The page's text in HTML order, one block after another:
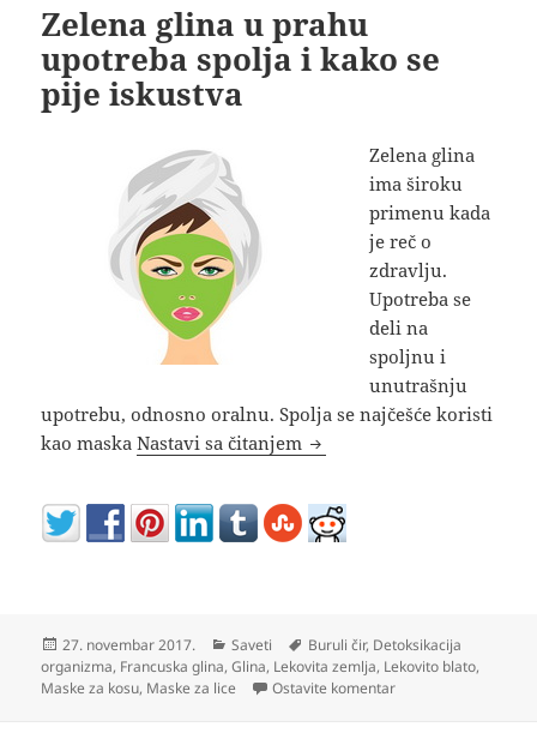
Zelena glina u prahu
upotreba spolja i kako se
pije iskustva
Zelena glina
ima široku
primenu kada
je reč o
zdravlju.
Upotreba se
deli na
spoljnu i
unutrašnju
upotrebu, odnosno oralnu. Spolja se najčešće koristi
kao maskaNastavi sa čitanjem Zelena glina u prahu
Objavljeno
27. novembar 2017. Kategorije
Saveti Oznake
Buruli čir, Detoksikacija
organizma, Francuska glina,Glina, Lekovita zemlja, Lekovito blato,
Maske za kosu, Maske za lice Ostavite komentarna Zelena glina u